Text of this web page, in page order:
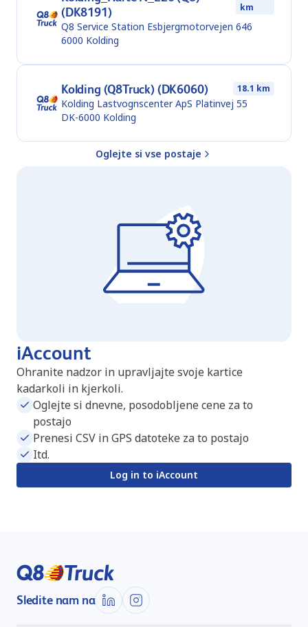
(DK8191)
km
Q8 Service Station Esbjergmotorvejen 646
6000 Kolding
Kolding (Q8Truck) (DK6060) 18.1 km
Kolding Lastvognscenter ApS Platinvej 55
DK-6000 Kolding
Oglejte si vse postaje
iAccount
Ohranite nadzor in upravljajte svoje kartice
kadarkoli in kjerkoli.
Oglejte si dnevne, posodobljene cene za to
postajo
Prenesi CSV in GPS datoteke za to postajo
Itd.
Log in to iAccount
Sledite nam na